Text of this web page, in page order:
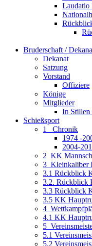
Laudatio
Bruderschaft /
Dekanat
Satzung
Vorstand
Offiziere
Könige
Mitglieder
In Stillen
Schießsport
1_ Chronik
1974 -
2004-
2_KK
3_Kleinkaliber
3.1 Rückblick
3.2. Rückblick
3.3 Rückblick
3.5 KK
4.1 KK
5.1
5.2